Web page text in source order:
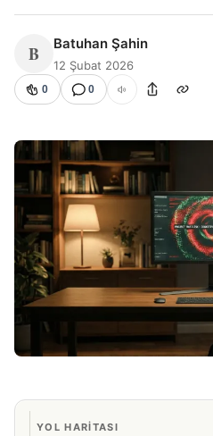
B Batuhan Şahin
12 Şubat 2026
0 0
YOL HARITASI